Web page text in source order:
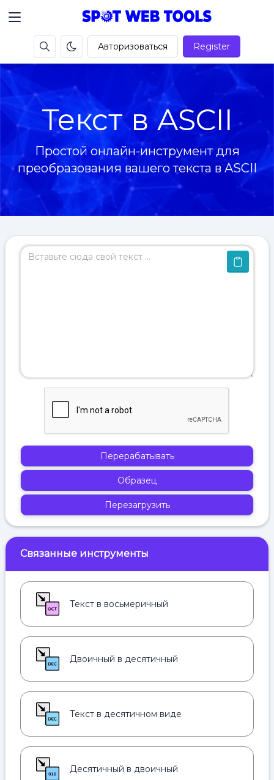
Авторизоваться Register
Текст в ASCII
Простой онлайн-инструмент для
преобразования вашего текста в ASCII
Перерабатывать
Образец
Перезагрузить
Связанные инструменты
Текст в восьмеричный
Двоичный в десятичный
Текст в десятичном виде
Десятичный в двоичный